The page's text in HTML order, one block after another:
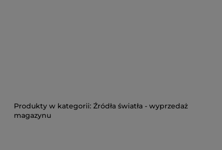
Źródła światła - wyprzedaż
magazynu